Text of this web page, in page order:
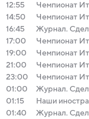
12:55
Чемпионат
14:50
Чемпионат
16:45
Журнал.
17:00
Чемпионат
19:00
Чемпионат
21:00
Чемпионат
23:00
Чемпионат
01:00
Журнал.
01:15
Наши
01:40
Журнал.